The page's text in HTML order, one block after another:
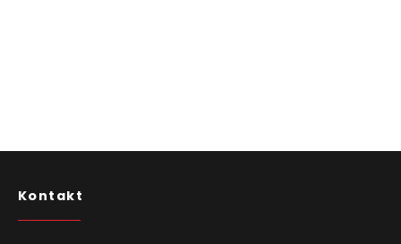
Kontakt